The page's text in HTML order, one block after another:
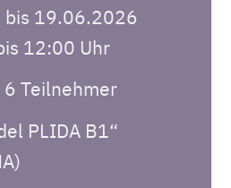
bis 19.06.2026
12:00 Uhr
Teilnehmer
PLIDA B1“